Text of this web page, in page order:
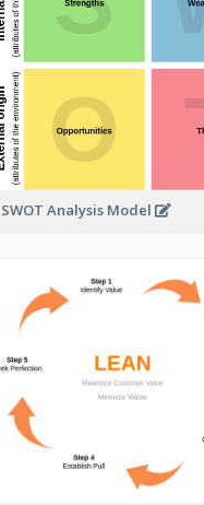
SWOT Analysis Model